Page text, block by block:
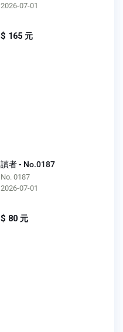
2026-07-01
$ 165 元
讀者 - No.0187
No. 0187
2026-07-01
$ 80 元